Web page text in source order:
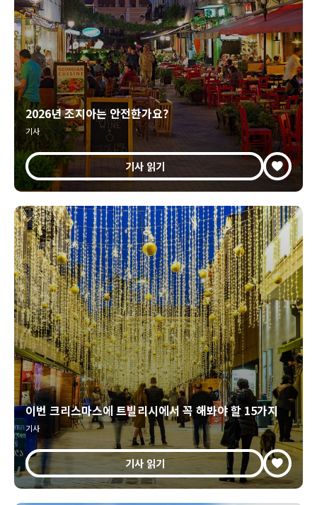
2026년 조지아는 안전한가요?
기사
기사 읽기
이번 크리스마스에 트빌리시에서 꼭 해봐야 할 15가지
기사
기사 읽기